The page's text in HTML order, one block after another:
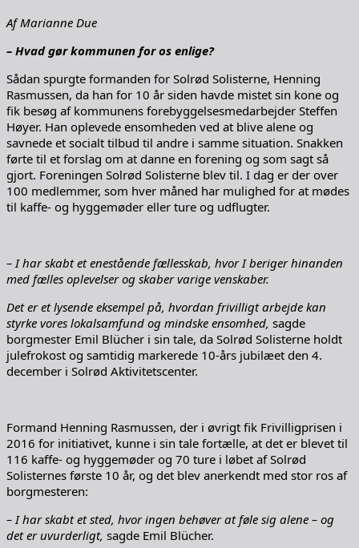
Af Marianne Due
– Hvad gør kommunen for os enlige?
Sådan spurgte formanden for Solrød Solisterne, Henning
Rasmussen, da han for 10 år siden havde mistet sin kone og
fik besøg af kommunens forebyggelsesmedarbejder Steffen
Høyer. Han oplevede ensomheden ved at blive alene og
savnede et socialt tilbud til andre i samme situation. Snakken
førte til et forslag om at danne en forening og som sagt så
gjort. Foreningen Solrød Solisterne blev til. I dag er der over
100 medlemmer, som hver måned har mulighed for at mødes
til kaffe- og hyggemøder eller ture og udflugter.
– I har skabt et enestående fællesskab, hvor I beriger hinanden
med fælles oplevelser og skaber varige venskaber.
Det er et lysende eksempel på, hvordan frivilligt arbejde kan
styrke vores lokalsamfund og mindske ensomhed, sagde
borgmester Emil Blücher i sin tale, da Solrød Solisterne holdt
julefrokost og samtidig markerede 10-års jubilæet den 4.
december i Solrød Aktivitetscenter.
Formand Henning Rasmussen, der i øvrigt fik Frivilligprisen i
2016 for initiativet, kunne i sin tale fortælle, at det er blevet til
116 kaffe- og hyggemøder og 70 ture i løbet af Solrød
Solisternes første 10 år, og det blev anerkendt med stor ros af
borgmesteren:
– I har skabt et sted, hvor ingen behøver at føle sig alene – og
det er uvurderligt, sagde Emil Blücher.